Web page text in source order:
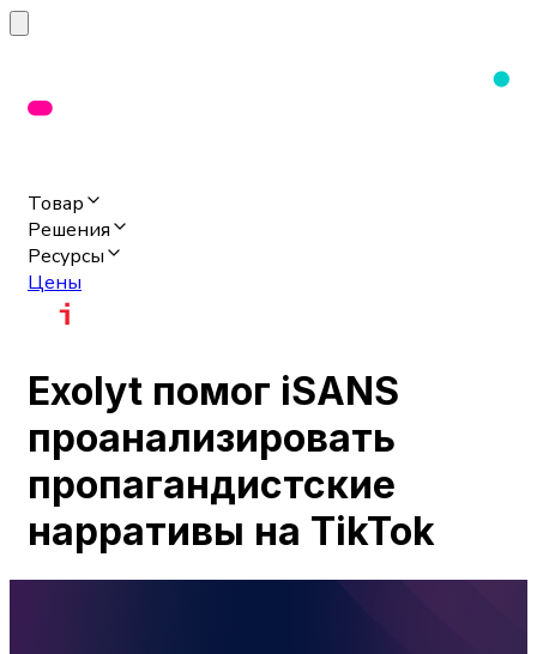
Товар
Решения
Ресурсы
Цены
Exolyt помог iSANS
проанализировать
пропагандистские
нарративы на TikTok